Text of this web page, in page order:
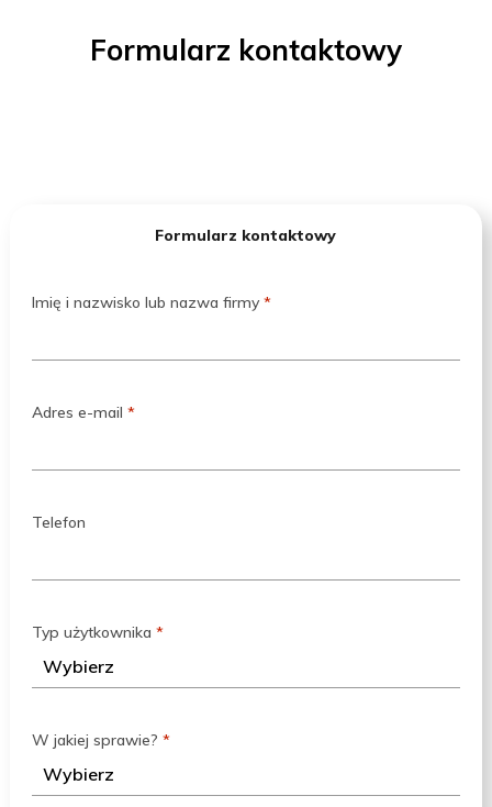
Formularz kontaktowy
Formularz kontaktowy
Imię i nazwisko lub nazwa firmy*
Adres e-mail *
Telefon
Typ użytkownika *
W jakiej sprawie? *